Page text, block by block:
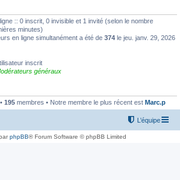
:: 0 inscrit, 0 invisible et 1 invité (selon le nombre
minutes)
en ligne simultanément a été de 374 le jeu. janv. 29, 2026
inscrit
généraux
195 membres • Notre membre le plus récent est Marc.p
L’équipe
phpBB® Forum Software © phpBB Limited